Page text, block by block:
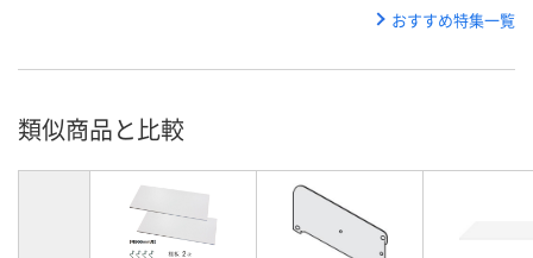
おすすめ特集一覧
類似商品と比較